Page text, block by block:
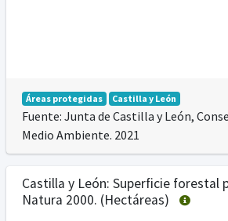
Áreas protegidas Castilla y León
Fuente: Junta de Castilla y León,
Medio Ambiente. 2021
Castilla y León: Superficie forestal
Natura 2000. (Hectáreas)